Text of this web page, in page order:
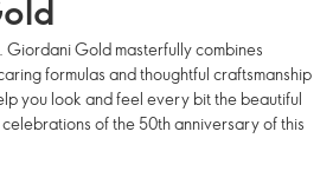
Giordani Gold masterfully combines
formulas and thoughtful craftsmanship
you look and feel every bit the beautiful
of the 50th anniversary of this